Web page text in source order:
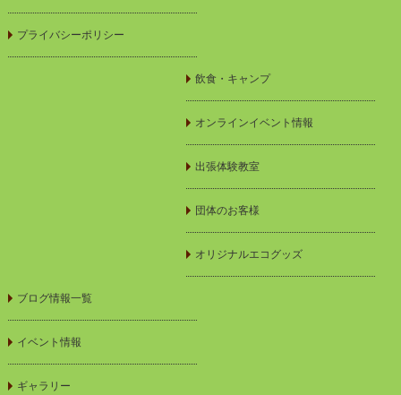
プライバシーポリシー
飲食・キャンプ
オンラインイベント情報
出張体験教室
団体のお客様
オリジナルエコグッズ
ブログ情報一覧
イベント情報
ギャラリー